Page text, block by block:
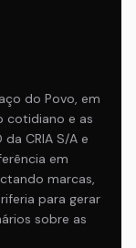
do Povo, em
cotidiano e as
CRIA S/A e
em
marcas,
para gerar
sobre as